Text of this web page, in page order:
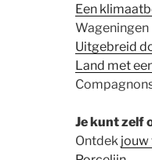
Een
Wageningen
Uitgebreid
Land met
Je kunt zelf
Ontdek jouw